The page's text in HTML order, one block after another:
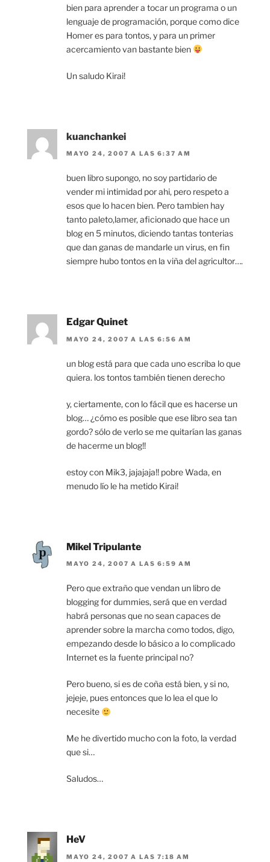
bien para aprender a tocar un programa o un
lenguaje de programación, porque como dice
Homer es para tontos, y para un primer
acercamiento van bastante bien
Un saludo Kirai!
kuanchankei
MAYO 24, 2007 A LAS 6:37 AM
buen libro supongo, no soy partidario de
vender mi intimidad por ahi, pero respeto a
esos que lo hacen bien. Pero tambien hay
tanto paleto,lamer, aficionado que hace un
blog en 5 minutos, diciendo tantas tonterias
que dan ganas de mandarle un virus, en fin
siempre hubo tontos en la viña del agricultor….
Edgar Quinet
MAYO 24, 2007 A LAS 6:56 AM
un blog está para que cada uno escriba lo que
quiera. los tontos también tienen derecho
y, ciertamente, con lo fácil que es hacerse un
blog… ¿cómo es posible que ese libro sea tan
gordo? sólo de verlo se me quitarían las ganas
de hacerme un blog!!
estoy con Mik3, jajajaja!! pobre Wada, en
menudo lío le ha metido Kirai!
Mikel Tripulante
MAYO 24, 2007 A LAS 6:59 AM
Pero que extraño que vendan un libro de
blogging for dummies, será que en verdad
habrá personas que no sean capaces de
aprender sobre la marcha como todos, digo,
empezando desde lo básico a lo complicado
Internet es la fuente principal no?
Pero bueno, si es de coña está bien, y si no,
jejeje, pues entonces que lo lea el que lo
necesite
Me he divertido mucho con la foto, la verdad
que si…
Saludos…
HeV
MAYO 24, 2007 A LAS 7:18 AM